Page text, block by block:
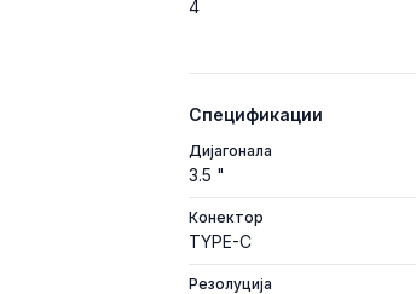
4
Спецификации
Дијагонала
3.5 "
Конектор
TYPE-C
Резолуција